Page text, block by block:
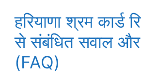
हरियाणा श्रम कार्ड
से संबंधित सवाल
(FAQ)